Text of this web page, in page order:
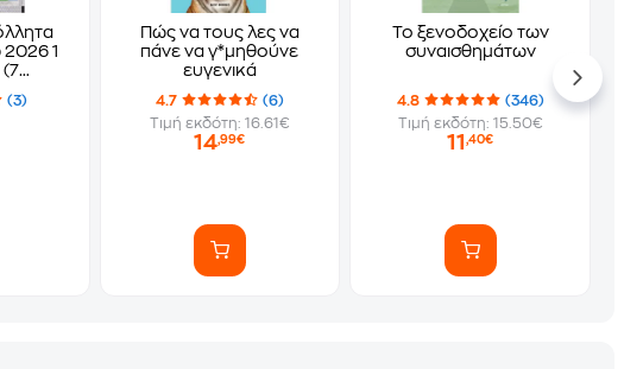
1
(7
(3)
Πώς να τους λες να
πάνε να γ*μηθούνε
ευγενικά
4.7
(6)
Τιμή εκδότη: 16.61€
14,99€
Το ξενοδοχείο των
συναισθημάτων
4.8
(346)
Τιμή εκδότη: 15.50€
11,40€